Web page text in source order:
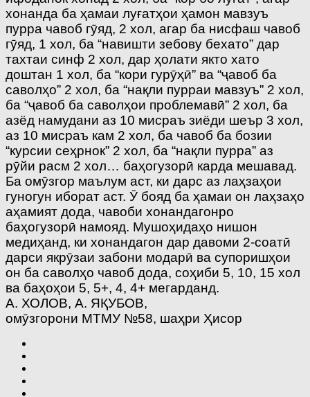
хонанда ба ҳамаи луғатҳои ҳамон мавзуъ
пурра чавоб гӯяд, 2 хол, агар ба нисфаш чавоб
гӯяд, 1 хол, ба “навишти зебову бехато” дар
тахтаи синф 2 хол, дар ҳолати якто хато
доштан 1 хол, ба “кори гурӯҳӣ” ва “ҷавоб ба
саволҳо” 2 хол, ба “нақли пурраи мавзуъ” 2 хол,
ба “ҷавоб ба саволҳои проблемавӣ” 2 хол, ба
азёд намудани аз 10 мисраъ зиёди шеър 3 хол,
аз 10 мисраъ кам 2 хол, ба чавоб ба бозии
“курсии сеҳрнок” 2 хол, ба “нақли пурра” аз
рӯйи расм 2 хол… баҳогузорӣ карда мешавад.
Ба омӯзгор маълум аст, ки дарс аз лаҳзаҳои
гуногун иборат аст. Ӯ бояд ба ҳамаи он лаҳзаҳо
аҳамият дода, чавоби хонандагонро
баҳогузорӣ намояд. Мушоҳидаҳо нишон
медиҳанд, ки хонандагон дар давоми 2-соатӣ
дарси якрӯзаи забони модарӣ ва супоришҳои
он ба саволҳо чавоб дода, соҳиби 5, 10, 15 хол
ва баҳоҳои 5, 5+, 4, 4+ мегарданд.
А. ХОЛОВ, А. ЯҚУБОВ,
омӯзгорони МТМУ №58, шаҳри Ҳисор